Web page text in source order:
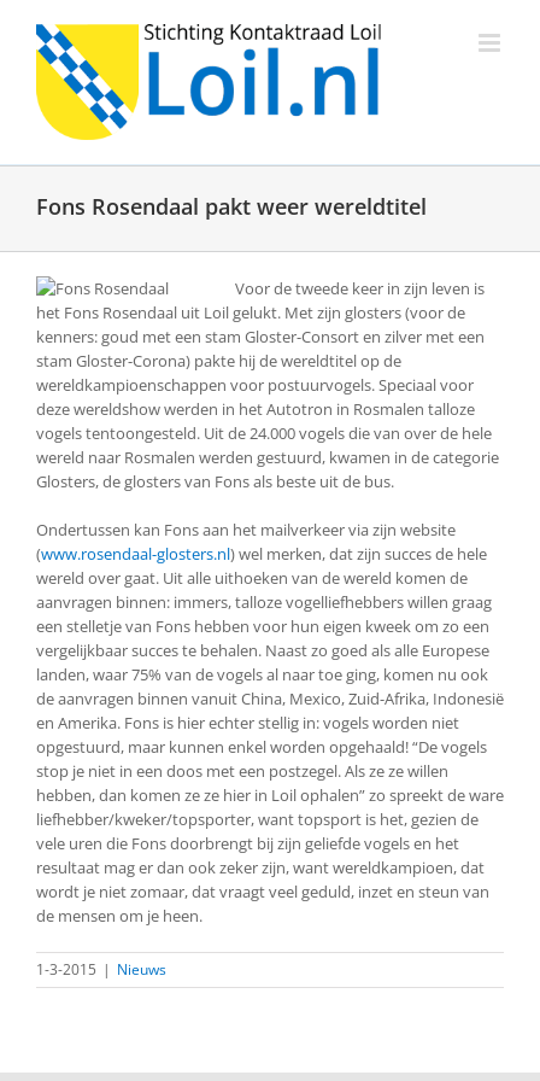
inhoud
Fons Rosendaal pakt weer wereldtitel
Voor de tweede keer in zijn leven is
het Fons Rosendaal uit Loil gelukt. Met zijn glosters (voor de
kenners: goud met een stam Gloster-Consort en zilver met een
stam Gloster-Corona) pakte hij de wereldtitel op de
wereldkampioenschappen voor postuurvogels. Speciaal voor
deze wereldshow werden in het Autotron in Rosmalen talloze
vogels tentoongesteld. Uit de 24.000 vogels die van over de hele
wereld naar Rosmalen werden gestuurd, kwamen in de categorie
Glosters, de glosters van Fons als beste uit de bus.
Ondertussen kan Fons aan het mailverkeer via zijn website
(www.rosendaal-glosters.nl) wel merken, dat zijn succes de hele
wereld over gaat. Uit alle uithoeken van de wereld komen de
aanvragen binnen: immers, talloze vogelliefhebbers willen graag
een stelletje van Fons hebben voor hun eigen kweek om zo een
vergelijkbaar succes te behalen. Naast zo goed als alle Europese
landen, waar 75% van de vogels al naar toe ging, komen nu ook
de aanvragen binnen vanuit China, Mexico, Zuid-Afrika, Indonesië
en Amerika. Fons is hier echter stellig in: vogels worden niet
opgestuurd, maar kunnen enkel worden opgehaald! “De vogels
stop je niet in een doos met een postzegel. Als ze ze willen
hebben, dan komen ze ze hier in Loil ophalen” zo spreekt de ware
liefhebber/kweker/topsporter, want topsport is het, gezien de
vele uren die Fons doorbrengt bij zijn geliefde vogels en het
resultaat mag er dan ook zeker zijn, want wereldkampioen, dat
wordt je niet zomaar, dat vraagt veel geduld, inzet en steun van
de mensen om je heen.
1-3-2015 | Nieuws